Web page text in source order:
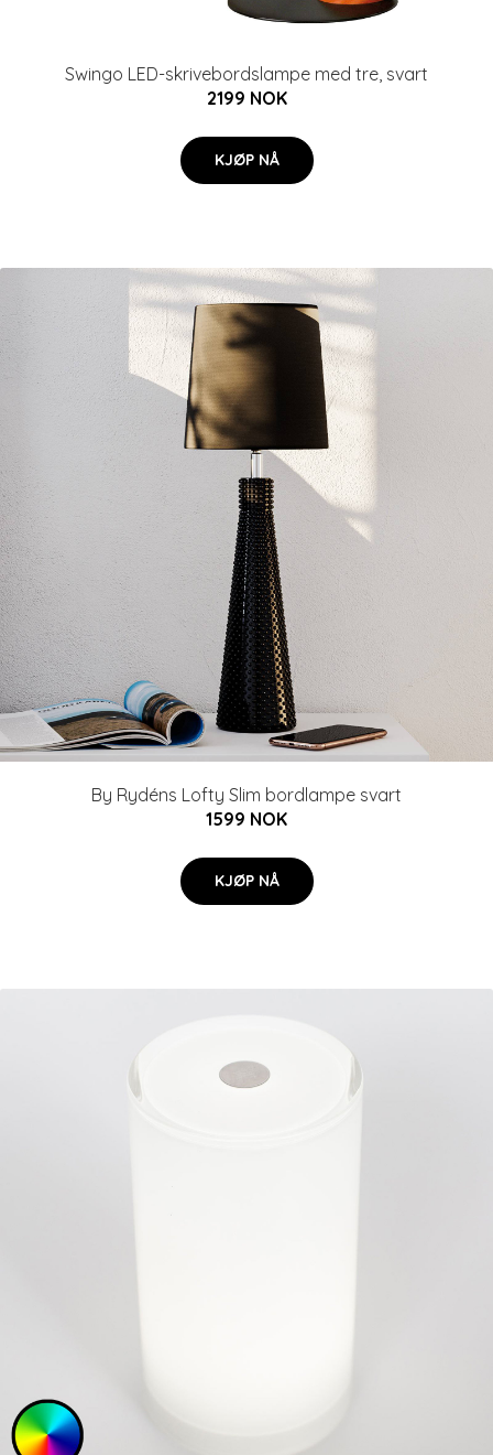
Swingo LED-skrivebordslampe med tre, svart
2199 NOK
KJØP NÅ
By Rydéns Lofty Slim bordlampe svart
1599 NOK
KJØP NÅ